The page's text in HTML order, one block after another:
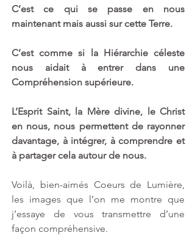
C’est ce qui se passe en nous
maintenant mais aussi sur cette Terre.
C’est comme si la Hiérarchie céleste
nous aidait à entrer dans une
Compréhension supérieure.
L’Esprit Saint, la Mère divine, le Christ
en nous, nous permettent de rayonner
davantage, à intégrer, à comprendre et
à partager cela autour de nous.
Voilà, bien-aimés Coeurs de Lumière,
les images que l’on me montre que
j’essaye de vous transmettre d’une
façon compréhensive.